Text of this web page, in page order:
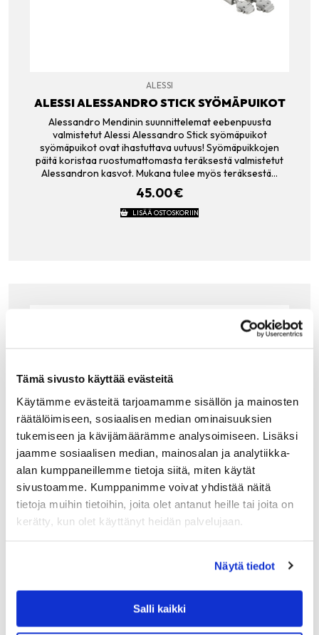
Tämä sivusto käyttää evästeitä
Käytämme evästeitä tarjoamamme sisällön ja mainosten
räätälöimiseen, sosiaalisen median ominaisuuksien
tukemiseen ja kävijämäärämme analysoimiseen. Lisäksi
jaamme sosiaalisen median, mainosalan ja analytiikka-
alan kumppaneillemme tietoja siitä, miten käytät
sivustoamme. Kumppanimme voivat yhdistää näitä
tietoja muihin tietoihin, joita olet antanut heille tai joita on
kerätty, kun olet käyttänyt heidän palvelujaan.
Näytä tiedot
Salli kaikki
ALESSI
ALESSI ALESSANDRO STICK SYÖMÄPUIKOT
Alessandro Mendinin suunnittelemat eebenpuusta
valmistetut Alessi Alessandro Stick syömäpuikot
syömäpuikot ovat ihastuttava uutuus! Syömäpuikkojen
päitä koristaa ruostumattomasta teräksestä valmistetut
Alessandron kasvot. Mukana tulee myös teräksestä…
45.00€
LISÄÄ OSTOSKORIIN
ALESSI ANNA STICK SYÖMÄPUIKOT
Alessandro Mendinin suunnittelemat eebenpuusta
valmistetut Alessi Anna Stick syömäpuikot ovat